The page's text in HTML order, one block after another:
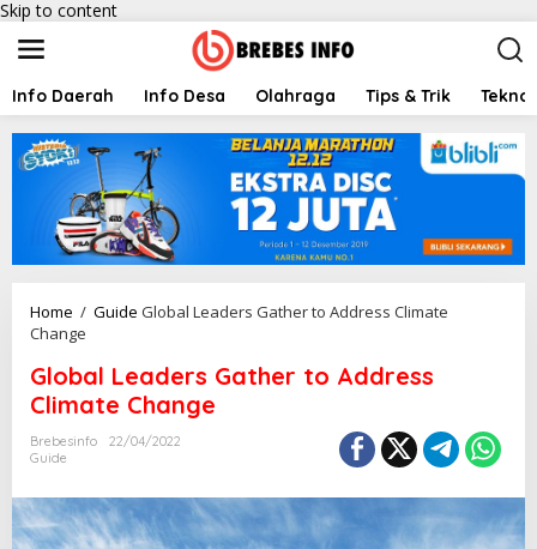
Skip to content
Info Daerah Info Desa Olahraga Tips & Trik
Home / Guide Global Leaders Gather to Address Climate
Change
Global Leaders Gather to Address
Climate Change
Brebesinfo
22/04/2022
Guide